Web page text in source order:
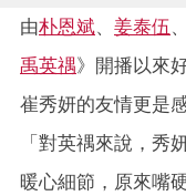
由朴恩斌、 姜泰伍、
禹英禑》開播以來
崔秀妍的友情更是
「對英禑來說，秀
暖心細節，原來嘴